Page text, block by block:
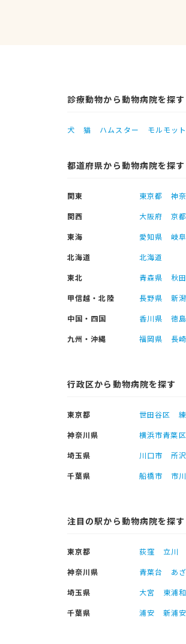
診療動物から動物病院を探す
犬 猫 ハムスター モルモット
都道府県から動物病院を探す
関東 東京都 神
関西
大阪府 京
東海
愛知県 岐
北海道
北海道
東北
青森県 秋
甲信越・北陸
長野県 新
中国・四国
香川県 徳
九州・沖縄
福岡県 長
行政区から動物病院を探す
東京都 世田谷区
神奈川県
横浜市青葉区
埼玉県
川口市 所
千葉県
船橋市 市
注目の駅から動物病院を探す
東京都 荻窪 立川
神奈川県
青葉台 あ
埼玉県
大宮 東浦和
千葉県
浦安 新浦安